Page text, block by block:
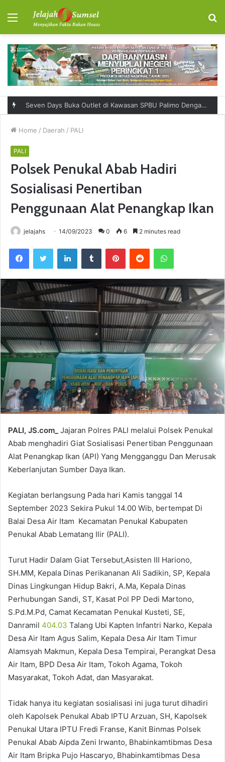
Menu
Home / Daerah / PALI
PALI
Polsek Penukal Abab Hadiri
Sosialisasi Penertiban
Penggunaan Alat Penangkap Ikan
jelajahs 14/09/2023 0 6 2 minutes read
PALI, JS.com_ Jajaran Polres PALI melalui Polsek Penukal
Abab menghadiri Giat Sosialisasi Penertiban Penggunaan
Alat Penangkap Ikan (API) Yang Mengganggu Dan Merusak
Keberlanjutan Sumber Daya Ikan.
Kegiatan berlangsung Pada hari Kamis tanggal 14
September 2023 Sekira Pukul 14.00 Wib, bertempat Di
Balai Desa Air Itam Kecamatan Penukal Kabupaten
Penukal Abab Lematang Ilir (PALI).
Turut Hadir Dalam Giat Tersebut,Asisten III Hariono,
SH.MM, Kepala Dinas Perikananan Ali Sadikin, SP, Kepala
Dinas Lingkungan Hidup Bakri, A.Ma, Kepala Dinas
Perhubungan Sandi, ST, Kasat Pol PP Dedi Martono,
S.Pd.M.Pd, Camat Kecamatan Penukal Kusteti, SE,
Danramil 404.03 Talang Ubi Kapten Infantri Narko, Kepala
Desa Air Itam Agus Salim, Kepala Desa Air Itam Timur
Alamsyah Makmun, Kepala Desa Tempirai, Perangkat Desa
Air Itam, BPD Desa Air Itam, Tokoh Agama, Tokoh
Masyarakat, Tokoh Adat, dan Masyarakat.
Tidak hanya itu kegiatan sosialisasi ini juga turut dihadiri
oleh Kapolsek Penukal Abab IPTU Arzuan, SH, Kapolsek
Penukal Utara IPTU Fredi Franse, Kanit Binmas Polsek
Penukal Abab Aipda Zeni Irwanto, Bhabinkamtibmas Desa
Air Itam Bripka Pujo Hascaryo, Bhabinkamtibmas Desa